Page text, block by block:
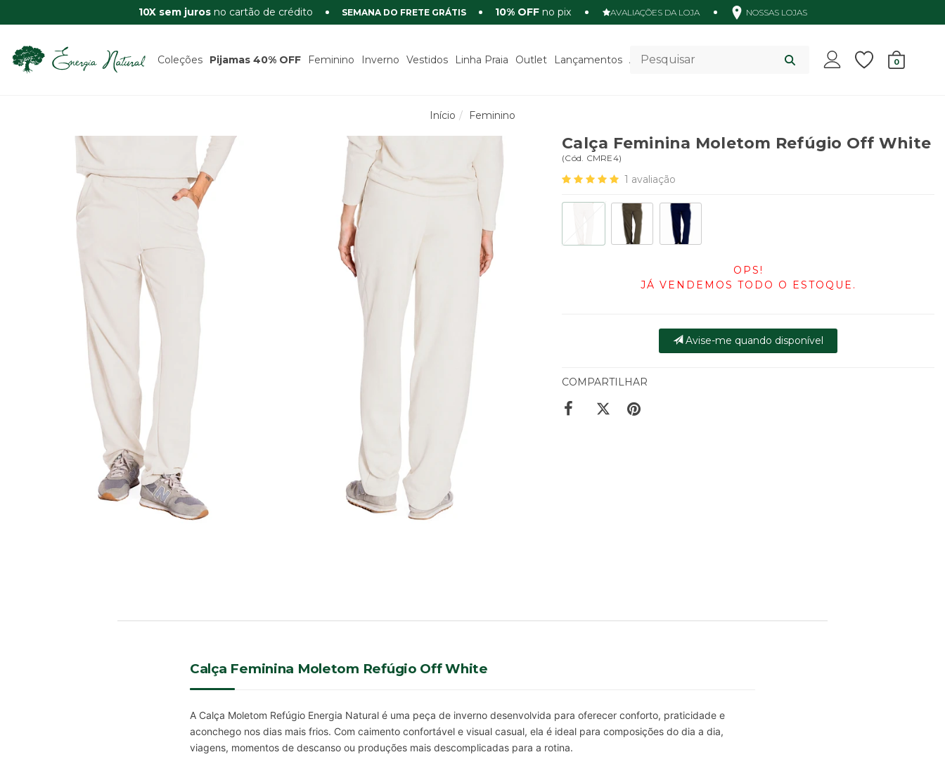
10X sem jurosno cartão de crédito SEMANA DO FRETE GRÁTIS 10% OFF no pix AVALIAÇÕES DA LOJA NOSSAS LOJAS
Coleções Pijamas 40% OFF Feminino Inverno Vestidos Linha Praia Outlet Lançamentos Acessórios 0
Início Feminino
Calça Feminina Moletom Refúgio Off White
(Cód. CMRE4)
1 avaliação
OPS!
JÁ VENDEMOS TODO O ESTOQUE.
Avise-me quando disponível
COMPARTILHAR
Calça Feminina Moletom Refúgio Off White
A Calça Moletom Refúgio Energia Natural é uma peça de inverno desenvolvida para oferecer conforto, praticidade e
aconchego nos dias mais frios. Com caimento confortável e visual casual, ela é ideal para composições do dia a dia,
viagens, momentos de descanso ou produções mais descomplicadas para a rotina.